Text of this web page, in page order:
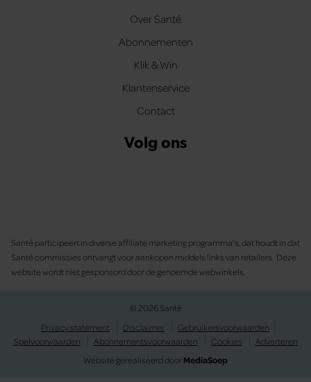
Over Santé
Abonnementen
Klik & Win
Klantenservice
Contact
Volg ons
Santé participeert in diverse affiliate marketing programma’s, dat houdt in dat
Santé commissies ontvangt voor aankopen middels links van retailers. Deze
website wordt niet gesponsord door de genoemde webwinkels.
© 2026 Santé
Privacy statement
Disclaimer
Gebruikersvoorwaarden
Spelvoorwaarden
Abonnementsvoorwaarden Cookies
Adverteren
Website gerealiseerd doorMediaSoep